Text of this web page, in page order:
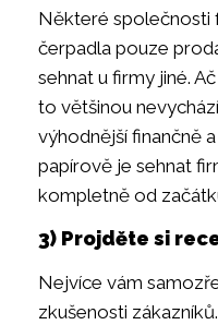
Některé společnosti
čerpadla pouze
sehnat u firmy jiné.
to většinou
výhodnější finančně
papírově je sehnat
kompletně od
3) Projděte si
Nejvíce vám
zkušenosti